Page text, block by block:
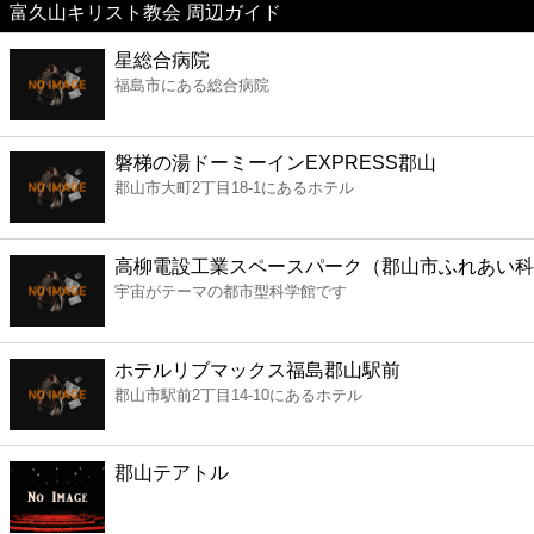
美容
コンビニ
薬局
スーパー
エンタメ
レジャー
書店
ファミレス
富久山キリスト教会 周辺ガイド
星総合病院
福島市にある総合病院
磐梯の湯ドーミーインEXPRESS郡山
郡山市大町2丁目18-1にあるホテル
高柳電設工業スペースパーク（郡山市ふれあい
宇宙がテーマの都市型科学館です
ホテルリブマックス福島郡山駅前
郡山市駅前2丁目14-10にあるホテル
郡山テアトル